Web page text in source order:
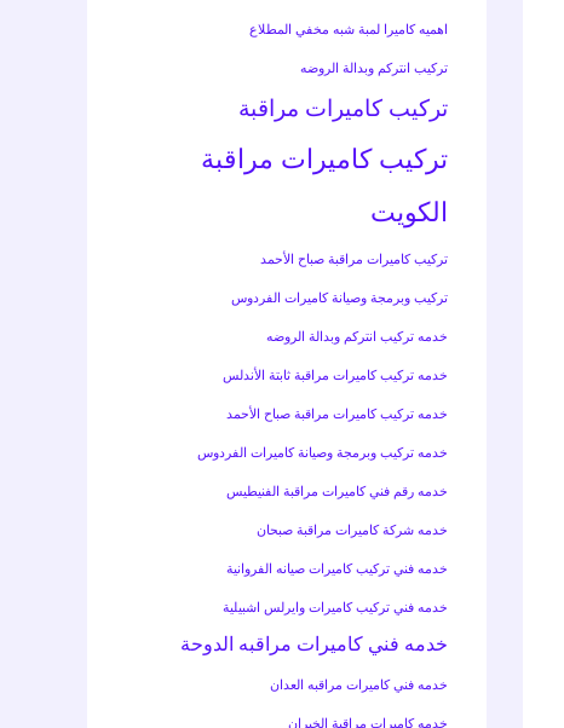
اهميه كاميرا لمبة شبه مخفي المطلاع
تركيب انتركم وبدالة الروضه
تركيب كاميرات مراقبة
تركيب كاميرات مراقبة
الكويت
تركيب كاميرات مراقبة صباح الأحمد
تركيب وبرمجة وصيانة كاميرات الفردوس
خدمه تركيب انتركم وبدالة الروضه
خدمه تركيب كاميرات مراقبة ثابتة الأندلس
خدمه تركيب كاميرات مراقبة صباح الأحمد
خدمه تركيب وبرمجة وصيانة كاميرات الفردوس
خدمه رقم فني كاميرات مراقبة الفنيطيس
خدمه شركة كاميرات مراقبة صبحان
خدمه فني تركيب كاميرات صيانه الفروانية
خدمه فني تركيب كاميرات وايرلس اشبيلية
خدمه فني كاميرات مراقبه الدوحة
خدمه فني كاميرات مراقبه العدان
خدمه كاميرات مراقبة الخيران